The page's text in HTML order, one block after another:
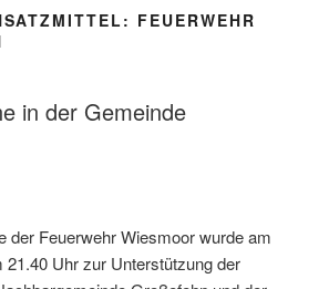
FEUERWEHR
in der Gemeinde
der Feuerwehr Wiesmoor wurde am
21.40 Uhr zur Unterstützung der